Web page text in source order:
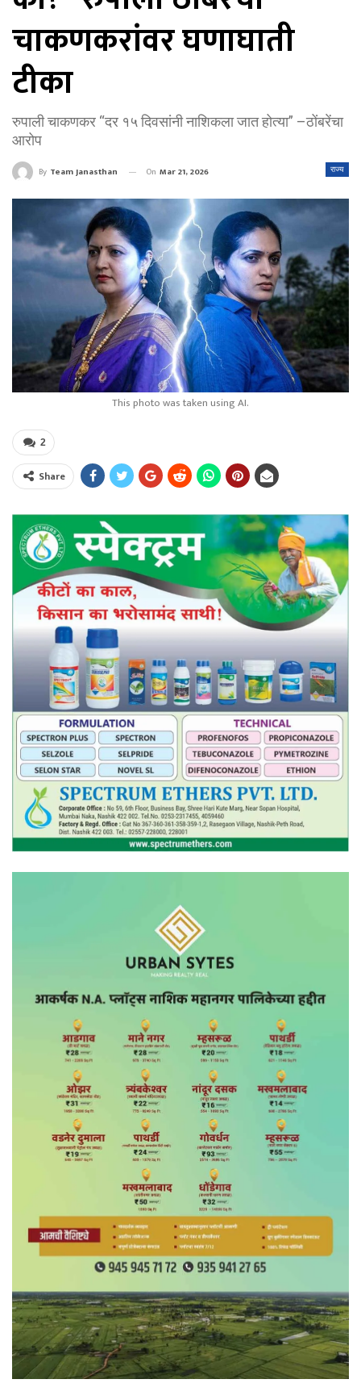
चाकणकरांवर घणाघाती
टीका
रुपाली चाकणकर “दर १५ दिवसांनी नाशिकला जात होत्या” –ठोंबरेंचा
आरोप
राज्य
By Team Janasthan On Mar 21, 2026
This photo was taken using AI.
2
Share